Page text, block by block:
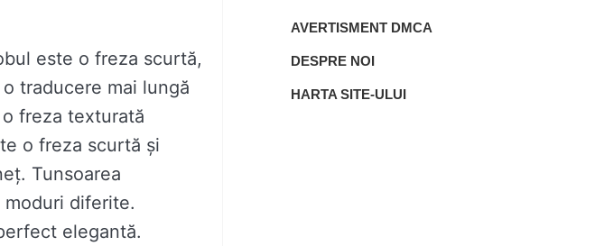
este o freza scurtă,
traducere mai lungă
freza texturată
o freza scurtă și
Tunsoarea
diferite.
elegantă.
AVERTISMENT DMCA
DESPRE NOI
HARTA SITE-ULUI